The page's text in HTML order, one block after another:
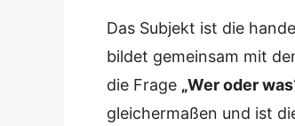
Das Subjekt ist die
bildet gemeinsam mit
die Frage „Wer oder
gleichermaßen und ist